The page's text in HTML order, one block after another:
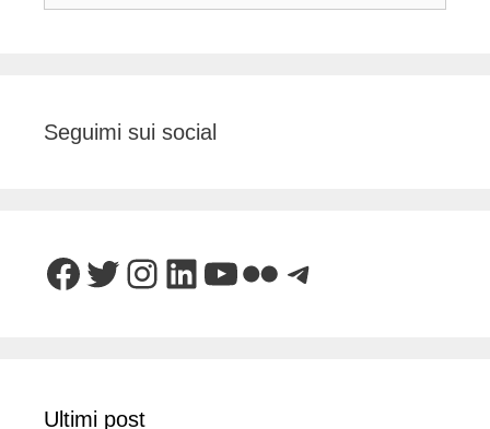
Seguimi sui social
Facebook
Twitter
Instagram
LinkedIn
YouTube
FlickrTelegram
Ultimi post